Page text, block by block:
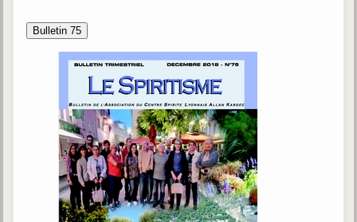
Bulletin 75